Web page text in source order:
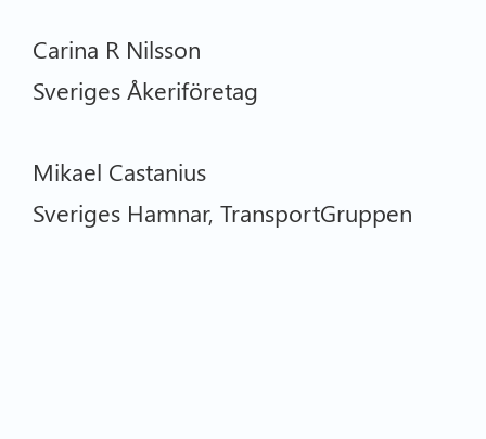
Carina R Nilsson
Sveriges Åkeriföretag
Mikael Castanius
Sveriges Hamnar, TransportGruppen